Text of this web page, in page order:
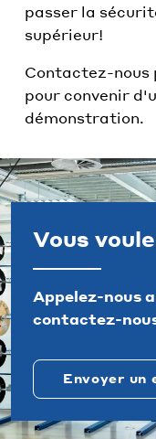
passer la
supérieur!
Contactez-nous
pour convenir
démonstration.
Vous
Appelez-nous
contactez-
Envoyer un